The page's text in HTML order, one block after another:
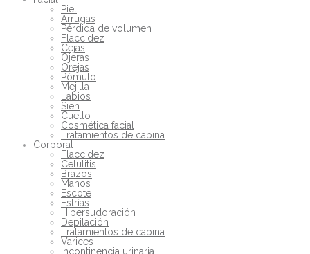
Piel
Arrugas
Pérdida de volumen
Flaccidez
Cejas
Ojeras
Orejas
Pómulo
Mejilla
Labios
Sien
Cuello
Cosmética facial
Tratamientos de cabina
Corporal
Flaccidez
Celulitis
Brazos
Manos
Escote
Estrías
Hipersudoración
Depilación
Tratamientos de cabina
Varices
Incontinencia urinaria